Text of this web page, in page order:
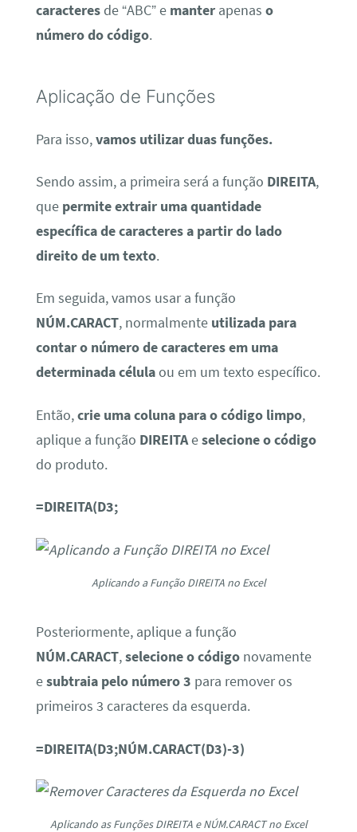
caracteresde “ABC” e manter apenas o
número do código.
Aplicação de Funções
Para isso,vamos utilizar duas funções.
Sendo assim, a primeira será a função DIREITA,
que permite extrair uma quantidade
específica de caracteres a partir do lado
direito de um texto.
Em seguida, vamos usar a função
NÚM.CARACT, normalmente utilizada para
contar o número de caracteres em uma
determinada célulaou em um texto específico.
Então,crie uma coluna para o código limpo,
aplique a função DIREITAeselecione o código
do produto.
=DIREITA(D3;
Aplicando a Função DIREITA no Excel
Posteriormente, aplique a função
NÚM.CARACT,selecione o códigonovamente
esubtraia pelo número 3 para remover os
primeiros 3 caracteres da esquerda.
=DIREITA(D3;NÚM.CARACT(D3)-3)
Aplicando as Funções DIREITA e NÚM.CARACT no Excel